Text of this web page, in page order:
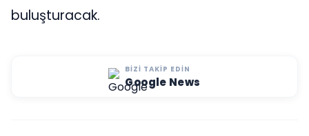
buluşturacak.
BIZI TAKIP EDIN
Google News